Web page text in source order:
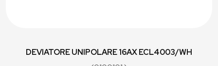
DEVIATORE UNIPOLARE 16AX ECL4003/WH